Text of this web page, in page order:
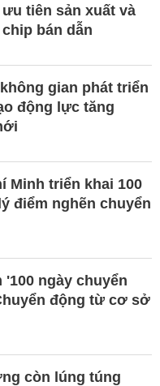
ưu tiên sản xuất và
bán dẫn
gian phát triển
động lực tăng
Minh triển khai 100
điểm nghẽn chuyển
'100 ngày chuyển
động từ cơ sở
còn lúng túng